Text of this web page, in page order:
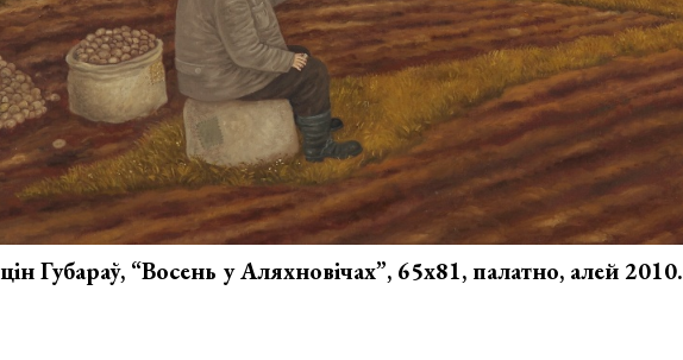
Губараў, “Восень у Аляхновічах”, 65х81, палатно, алей 2010.